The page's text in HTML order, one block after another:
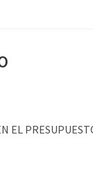
EN EL